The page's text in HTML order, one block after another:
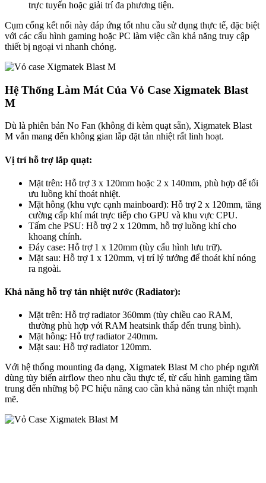
trực tuyến hoặc giải trí đa phương tiện.
Cụm cổng kết nối này đáp ứng tốt nhu cầu sử dụng thực tế, đặc biệt
với các cấu hình gaming hoặc PC làm việc cần khả năng truy cập
thiết bị ngoại vi nhanh chóng.
Hệ Thống Làm Mát Của Vỏ Case Xigmatek Blast
M
Dù là phiên bản No Fan (không đi kèm quạt sẵn), Xigmatek Blast
M vẫn mang đến không gian lắp đặt tản nhiệt rất linh hoạt.
Vị trí hỗ trợ lắp quạt:
Mặt trên: Hỗ trợ 3 x 120mm hoặc 2 x 140mm, phù hợp để tối
ưu luồng khí thoát nhiệt.
Mặt hông (khu vực cạnh mainboard): Hỗ trợ 2 x 120mm, tăng
cường cấp khí mát trực tiếp cho GPU và khu vực CPU.
Tấm che PSU: Hỗ trợ 2 x 120mm, hỗ trợ luồng khí cho
khoang chính.
Đáy case: Hỗ trợ 1 x 120mm (tùy cấu hình lưu trữ).
Mặt sau: Hỗ trợ 1 x 120mm, vị trí lý tưởng để thoát khí nóng
ra ngoài.
Khả năng hỗ trợ tản nhiệt nước (Radiator):
Mặt trên: Hỗ trợ radiator 360mm (tùy chiều cao RAM,
thường phù hợp với RAM heatsink thấp đến trung bình).
Mặt hông: Hỗ trợ radiator 240mm.
Mặt sau: Hỗ trợ radiator 120mm.
Với hệ thống mounting đa dạng, Xigmatek Blast M cho phép người
dùng tùy biến airflow theo nhu cầu thực tế, từ cấu hình gaming tầm
trung đến những bộ PC hiệu năng cao cần khả năng tản nhiệt mạnh
mẽ.